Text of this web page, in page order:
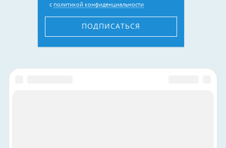
с политикой конфиденциальности
ПОДПИСАТЬСЯ